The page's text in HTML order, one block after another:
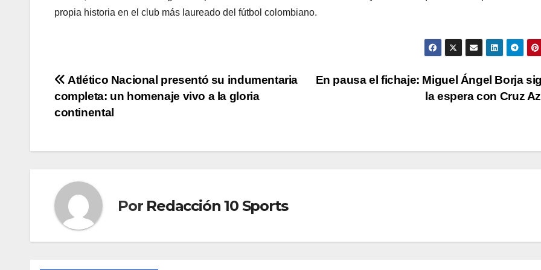
propia historia en el club más laureado del fútbol colombiano.
En pausa el fichaje: Miguel Ángel Borja
la espera con Cruz
Atlético Nacional presentó su indumentaria
completa: un homenaje vivo a la gloria
continental
Por Redacción 10 Sports